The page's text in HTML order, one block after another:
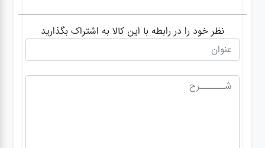
نظر خود را در رابطه با این کالا به اشتراک بگذارید